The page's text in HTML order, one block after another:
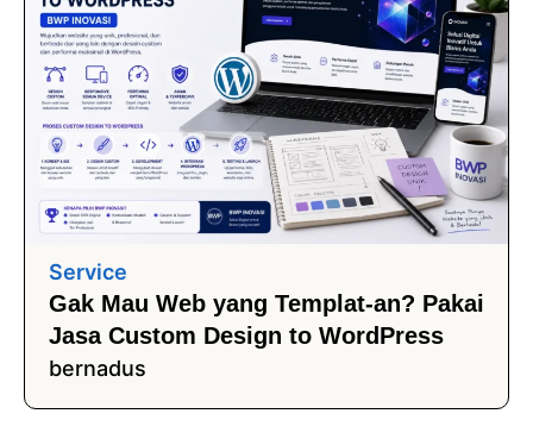
Service
Gak Mau Web yang Templat-an? Pakai
Jasa Custom Design to WordPress
bernadus